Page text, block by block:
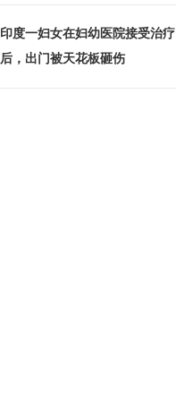
印度一妇女在妇幼医院接受治疗
后，出门被天花板砸伤